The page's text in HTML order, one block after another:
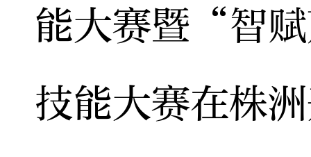
能大赛暨“智
技能大赛在株